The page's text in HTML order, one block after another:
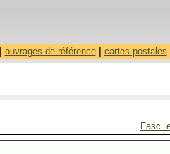
ouvrages de référence| cartes postales
Fasc.